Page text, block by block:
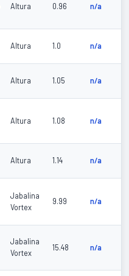
Altura 0.96 n/a
Altura 1.0 n/a
Altura 1.05 n/a
Altura 1.08 n/a
Altura 1.14 n/a
Jabalina
Vortex
9.99 n/a
Jabalina
Vortex
15.48 n/a